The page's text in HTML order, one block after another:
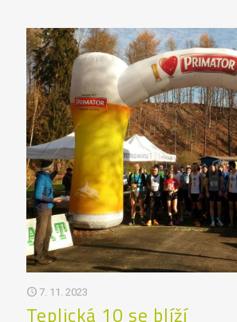
7. 11. 2023
Teplická 10 se blíží